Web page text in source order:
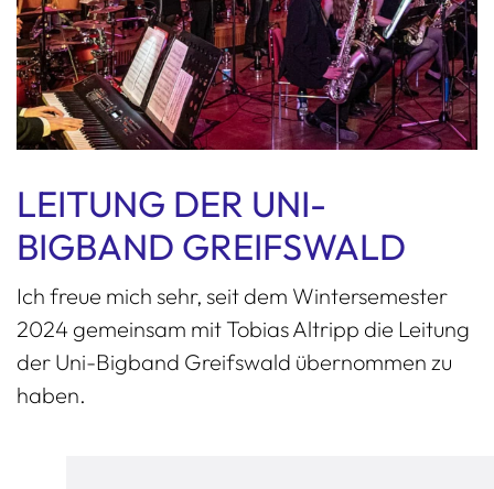
LEITUNG DER UNI-
BIGBAND GREIFSWALD
Ich freue mich sehr, seit dem Wintersemester
2024 gemeinsam mit Tobias Altripp die Leitung
der Uni-Bigband Greifswald übernommen zu
haben.